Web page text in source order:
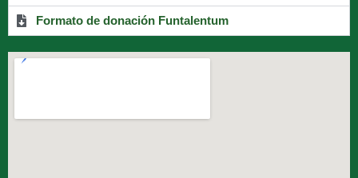
Formato de donación Funtalentum